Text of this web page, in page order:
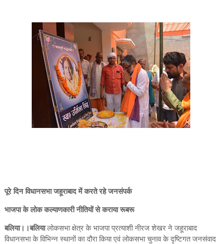
पूरे दिन विधानसभा जहूराबाद में करते रहे जनसंपर्क
भाजपा के लोक कल्याणकारी नीतियों से कराया रूबरू
बलिया।।बलियालोकसभा क्षेत्र के भाजपा प्रत्याशी नीरज शेखर ने जहूराबाद
विधानसभा के विभिन्न स्थानों का दौरा किया एवं लोकसभा चुनाव के दृष्टिगत जनसंवाद